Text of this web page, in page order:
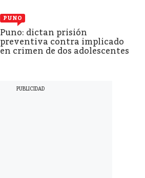
PUNO
Puno: dictan prisión
preventiva contra implicado
en crimen de dos adolescentes